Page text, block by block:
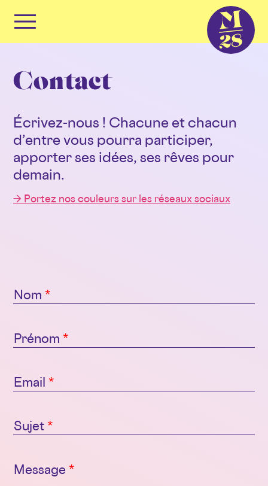
content
Contact
Écrivez-nous ! Chacune et chacun
d’entre vous pourra participer,
apporter ses idées, ses rêves pour
demain.
→ Portez nos couleurs sur les réseaux sociaux
Nom *
Prénom *
Email *
Sujet*
Message *